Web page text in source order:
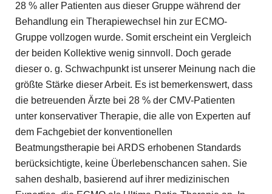
28 % aller Patienten aus dieser Gruppe während der
Behandlung ein Therapiewechsel hin zur ECMO-
Gruppe vollzogen wurde. Somit erscheint ein Vergleich
der beiden Kollektive wenig sinnvoll. Doch gerade
dieser o. g. Schwachpunkt ist unserer Meinung nach die
größte Stärke dieser Arbeit. Es ist bemerkenswert, dass
die betreuenden Ärzte bei 28 % der CMV-Patienten
unter konservativer Therapie, die alle von Experten auf
dem Fachgebiet der konventionellen
Beatmungstherapie bei ARDS erhobenen Standards
berücksichtigte, keine Überlebenschancen sahen. Sie
sahen deshalb, basierend auf ihrer medizinischen